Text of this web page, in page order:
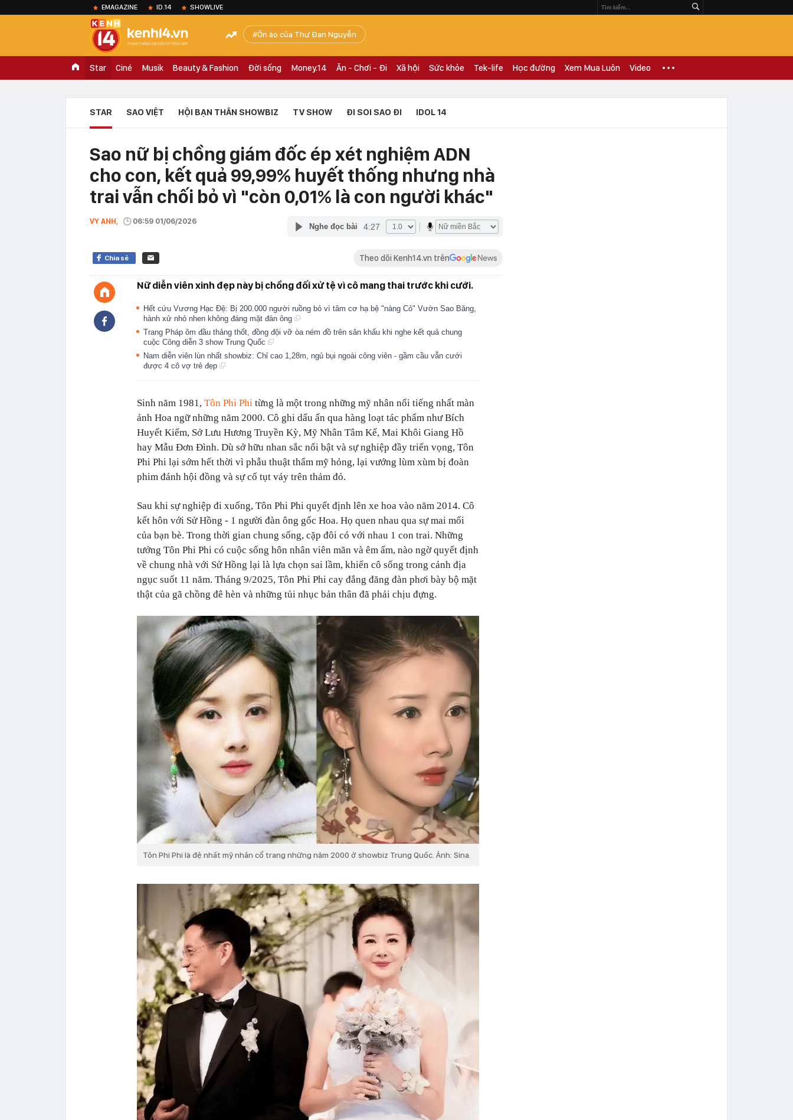
EMAGAZINE ID.14 SHOWLIVE
Ồn ào của Thư Đan Nguyễn
Star Ciné Musik Beauty & Fashion Đời sống Money.14 Ăn - Chơi - Đi Xã hội Sức khỏe Tek-life Học đường Xem Mua Luôn Video
STAR SAO VIỆT HỘI BẠN THÂN SHOWBIZ TV SHOW ĐI SOI SAO ĐI IDOL 14
Sao nữ bị chồng giám đốc ép xét nghiệm ADN
cho con, kết quả 99,99% huyết thống nhưng nhà
trai vẫn chối bỏ vì "còn 0,01% là con người khác"
VY ANH, 06:59 01/06/2026
Nghe đọc bài 4:27
Chia sẻ Theo dõi Kenh14.vn trên
Nữ diễn viên xinh đẹp này bị chồng đối xử tệ vì cô mang thai trước khi cưới.
Hết cứu Vương Hạc Đệ: Bị 200.000 người ruồng bỏ vì tâm cơ hạ bệ "nàng Cỏ" Vườn Sao Băng,
hành xử nhỏ nhen không đáng mặt đàn ông
Trang Pháp ôm đầu thảng thốt, đồng đội vỡ òa ném đồ trên sân khấu khi nghe kết quả chung
cuộc Công diễn 3 show Trung Quốc
Nam diễn viên lùn nhất showbiz: Chỉ cao 1,28m, ngủ bụi ngoài công viên - gầm cầu vẫn cưới
được 4 cô vợ trẻ đẹp
Sinh năm 1981, Tôn Phi Phi từng là một trong những mỹ nhân nổi tiếng nhất màn
ảnh Hoa ngữ những năm 2000. Cô ghi dấu ấn qua hàng loạt tác phẩm như Bích
Huyết Kiếm, Sở Lưu Hương Truyền Kỳ, Mỹ Nhân Tâm Kế, Mai Khôi Giang Hồ
hay Mẫu Đơn Đình. Dù sở hữu nhan sắc nổi bật và sự nghiệp đầy triển vọng, Tôn
Phi Phi lại sớm hết thời vì phẫu thuật thẩm mỹ hỏng, lại vướng lùm xùm bị đoàn
phim đánh hội đồng và sự cố tụt váy trên thảm đỏ.
Sau khi sự nghiệp đi xuống, Tôn Phi Phi quyết định lên xe hoa vào năm 2014. Cô
kết hôn với Sử Hồng - 1 người đàn ông gốc Hoa. Họ quen nhau qua sự mai mối
của bạn bè. Trong thời gian chung sống, cặp đôi có với nhau 1 con trai. Những
tưởng Tôn Phi Phi có cuộc sống hôn nhân viên mãn và êm ấm, nào ngờ quyết định
về chung nhà với Sử Hồng lại là lựa chọn sai lầm, khiến cô sống trong cảnh địa
ngục suốt 11 năm. Tháng 9/2025, Tôn Phi Phi cay đắng đăng đàn phơi bày bộ mặt
thật của gã chồng đê hèn và những tủi nhục bản thân đã phải chịu đựng.
Tôn Phi Phi là đệ nhất mỹ nhân cổ trang những năm 2000 ở showbiz Trung Quốc. Ảnh: Sina.